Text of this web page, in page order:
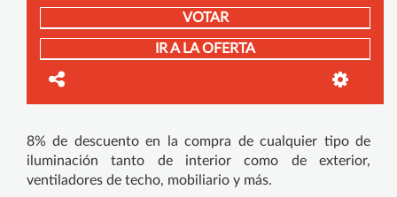
VOTAR
IR A LA OFERTA
8% de descuento en la compra de cualquier tipo de
iluminación tanto de interior como de exterior,
ventiladores de techo, mobiliario y más.